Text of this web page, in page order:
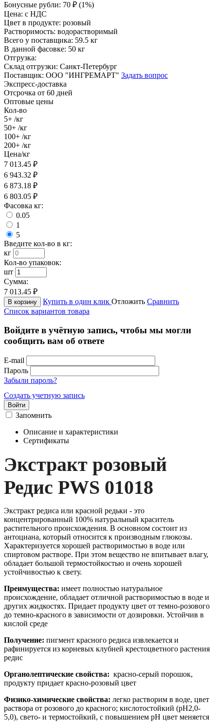
Бонусные рубли: 70 ₽ (1%)
Цена: с НДС
Цвет в продукте: розовый
Растворимость: водорастворимый
Всего у поставщика: 59.5 кг
В данной фасовке: 50 кг
Отгрузка:
Склад отгрузки: Санкт-Петербург
Поставщик: ООО "ИНГРЕМАРТ" Задать вопрос
Экспресс-доставка
Отсрочка от 60 дней
Оптовые цены
Кол-во
5+ /кг
50+ /кг
100+ /кг
200+ /кг
Цена/кг
7 013.45 ₽
6 943.32 ₽
6 873.18 ₽
6 803.05 ₽
Фасовка кг:
0.05
1
5
Введите кол-во в кг:
кг
Кол-во упаковок:
шт
Сумма:
7 013.45 ₽
В корзину Купить в один клик Отложить Сравнить
Список вариантов товара
Войдите в учётную запись, чтобы мы могли
сообщить вам об ответе
E-mail
Пароль
Забыли пароль?
Создать учетную запись
Войти
Запомнить
Описание и характеристики
Сертификаты
Экстракт розовый
Редис PWS 01018
Экстракт редиса или красной редьки - это
концентрированный 100% натуральный краситель
растительного происхождения. В основном состоит из
антоциана, который относится к производным глюкозы.
Характеризуется хорошей растворимостью в воде или
спиртовом растворе. При этом вещество не впитывает влагу,
обладает большой термостойкостью и очень хорошей
устойчивостью к свету.
Преимущества: имеет полностью натуральное
происхождение, обладает отличной растворимостью в воде и
других жидкостях. Придает продукту цвет от темно-розового
до темно-красного в зависимости от дозировки. Устойчив в
кислой среде
Получение: пигмент красного редиса извлекается и
рафинируется из корневых клубней крестоцветного растения
редис
Органолептические свойства: красно-серый порошок,
продукту придает красно-розовый цвет
Физико-химические свойства: легко растворим в воде, цвет
раствора от розового до красного; кислотостойкий (рН2,0-
5,0), свето- и термостойкий, с повышением рН цвет меняется